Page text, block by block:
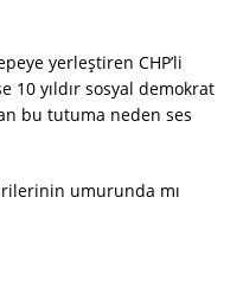
yerleştiren CHP’li
10 yıldır sosyal demokrat
bu tutuma neden ses
umurunda mı